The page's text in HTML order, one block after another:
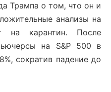
Трампа о том, что он и
анализы на
на карантин. После
на S&P 500 в
сократив падение до